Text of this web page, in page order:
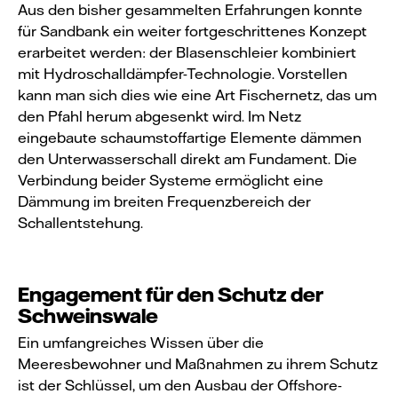
Aus den bisher gesammelten Erfahrungen konnte
für Sandbank ein weiter fortgeschrittenes Konzept
erarbeitet werden: der Blasenschleier kombiniert
mit Hydroschalldämpfer-Technologie. Vorstellen
kann man sich dies wie eine Art Fischernetz, das um
den Pfahl herum abgesenkt wird. Im Netz
eingebaute schaumstoffartige Elemente dämmen
den Unterwasserschall direkt am Fundament. Die
Verbindung beider Systeme ermöglicht eine
Dämmung im breiten Frequenzbereich der
Schallentstehung.
Engagement für den Schutz der
Schweinswale
Ein umfangreiches Wissen über die
Meeresbewohner und Maßnahmen zu ihrem Schutz
ist der Schlüssel, um den Ausbau der Offshore-